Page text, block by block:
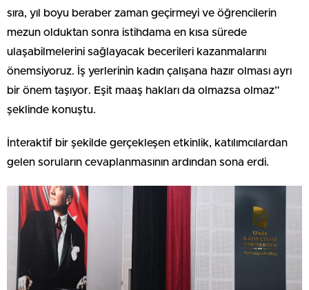
sıra, yıl boyu beraber zaman geçirmeyi ve öğrencilerin
mezun olduktan sonra istihdama en kısa sürede
ulaşabilmelerini sağlayacak becerileri kazanmalarını
önemsiyoruz. İş yerlerinin kadın çalışana hazır olması ayrı
bir önem taşıyor. Eşit maaş hakları da olmazsa olmaz”
şeklinde konuştu.
İnteraktif bir şekilde gerçekleşen etkinlik, katılımcılardan
gelen soruların cevaplanmasının ardından sona erdi.